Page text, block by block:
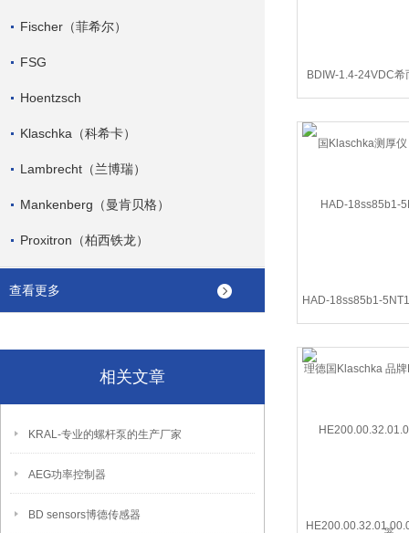
Fischer（菲希尔）
FSG
Hoentzsch
Klaschka（科希卡）
Lambrecht（兰博瑞）
Mankenberg（曼肯贝格）
Proxitron（柏西铁龙）
查看更多
相关文章
KRAL-专业的螺杆泵的生产厂家
AEG功率控制器
BD sensors博德传感器
BDIW-1.4-24VDC希
Klaschka测厚仪
HAD-18ss85b1-
国Klaschka 品牌